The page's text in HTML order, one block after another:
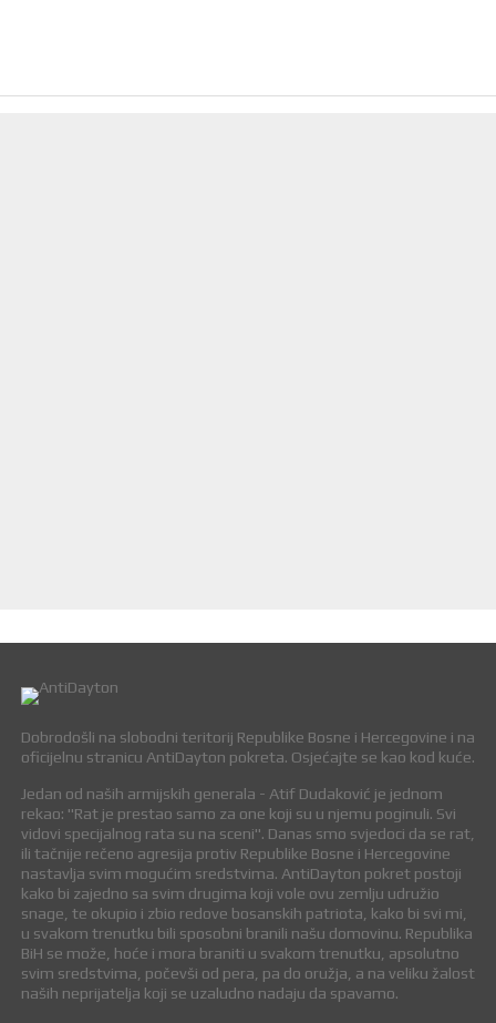
Dobrodošli na slobodni teritorij Republike Bosne i Hercegovine i na
oficijelnu stranicu AntiDayton pokreta. Osjećajte se kao kod kuće.
Jedan od naših armijskih generala - Atif Dudaković je jednom
rekao: "Rat je prestao samo za one koji su u njemu poginuli. Svi
vidovi specijalnog rata su na sceni". Danas smo svjedoci da se rat,
ili tačnije rečeno agresija protiv Republike Bosne i Hercegovine
nastavlja svim mogućim sredstvima. AntiDayton pokret postoji
kako bi zajedno sa svim drugima koji vole ovu zemlju udružio
snage, te okupio i zbio redove bosanskih patriota, kako bi svi mi,
u svakom trenutku bili sposobni branili našu domovinu. Republika
BiH se može, hoće i mora braniti u svakom trenutku, apsolutno
svim sredstvima, počevši od pera, pa do oružja, a na veliku žalost
naših neprijatelja koji se uzaludno nadaju da spavamo.